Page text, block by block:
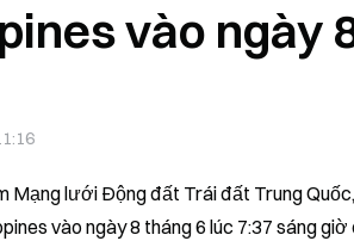
vào ngày
Mạng lưới Động đất Trái đất Trung
vào ngày 8 tháng 6 lúc 7:37 sáng